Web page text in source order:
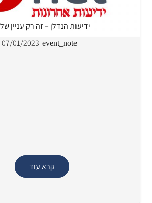
ידיעות הנדלן – זה רק עניין
event_note
07/01/2023
קרא עוד